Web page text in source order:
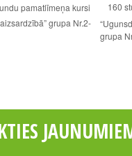
pamatlīmeņa kursi
grupa Nr.2-
160
grupa